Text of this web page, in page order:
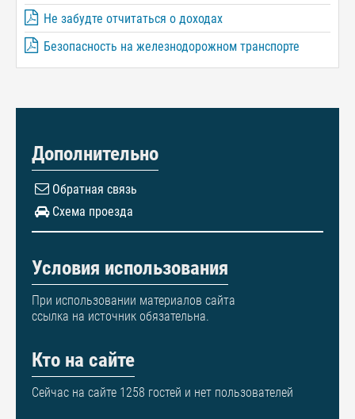
Не забудте отчитаться о доходах
Безопасность на железнодорожном транспорте
Дополнительно
Обратная связь
Схема проезда
Условия использования
При использовании материалов сайта
ссылка на источник обязательна.
Кто на сайте
Сейчас на сайте 1258 гостей и нет пользователей